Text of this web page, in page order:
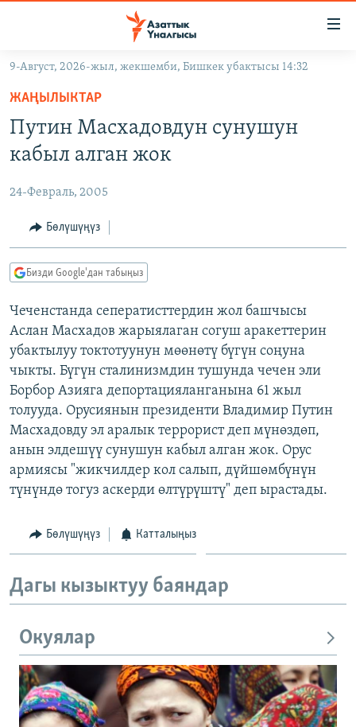
Навигацияга
өтүңүз
Издөөгө
салыңызКЫРГЫЗСТАН
ЭКОНОМИКА
МАДАНИЯТ
ДҮЙНӨ
БОРБОР АЗИЯ
АТАЙЫН ИЛИКТӨӨ
ТВ ПРОГРАММАЛАР
ЭКСПЕРТТЕР ТАЛДАЙТ
БИЗ ЖАНА ДҮЙНӨ
ЭЖЕ-СИҢДИЛЕР
АЗАТТЫК+
ЫҢГАЙСЫЗ СУРООЛОР
ӨЗГӨЧӨ ПИКИР
Русский
ОНЛАЙН ШЕРИНЕ
ЭЕ/АРнун бардык сайттары
9-Август, 2026-жыл, жекшемби, Бишкек убактысы 14:32
ЖАҢЫЛЫКТАР
Путин Масхадовдун сунушун
кабыл алган жок
24-Февраль, 2005
Бөлүшүңүз
Бизди Google'дан табыңыз
Чеченстанда сеператисттердин жол башчысы
Аслан Масхадов жарыялаган согуш аракеттерин
убактылуу токтотуунун мөөнөтү бүгүн соңуна
чыкты. Бүгүн сталинизмдин тушунда чечен эли
Борбор Азияга депортацияланганына 61 жыл
толууда. Орусиянын президенти Владимир Путин
Масхадовду эл аралык террорист деп мүнөздөп,
анын элдешүү сунушун кабыл алган жок. Орус
армиясы "жикчилдер кол салып, дүйшөмбүнүн
түнүндө тогуз аскерди өлтүрүштү" деп ырастады.
Бөлүшүңүз Катталыңыз
Дагы кызыктуу баяндар
Окуялар